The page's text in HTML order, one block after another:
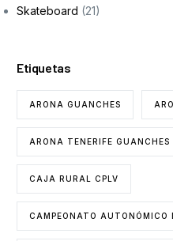
Skateboard (21)
Etiquetas
ARONA GUANCHES
ARONA TENERIFE GUANCHES
CAJA RURAL CPLV
CAMPEONATO AUTONÓMICO